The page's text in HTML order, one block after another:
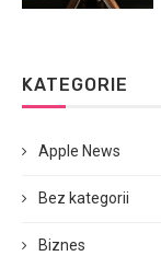
KATEGORIE
Apple News
Bez kategorii
Biznes